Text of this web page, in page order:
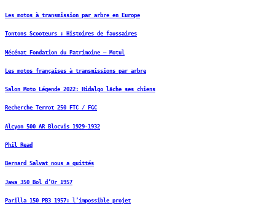
Les motos à transmission par arbre en Europe
Tontons Scooteurs : Histoires de faussaires
Mécénat Fondation du Patrimoine – Motul
Les motos françaises à transmissions par arbre
Salon Moto Légende 2022: Hidalgo lâche ses chiens
Recherche Terrot 250 FTC / FGC
Alcyon 500 AR Blocvis 1929-1932
Phil Read
Bernard Salvat nous a quittés
Jawa 350 Bol d’Or 1957
Parilla 150 PB3 1957: l’impossible projet